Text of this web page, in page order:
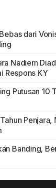
dari
Nadiem
Respons KY
Putusan 10
Penjara,
Banding,